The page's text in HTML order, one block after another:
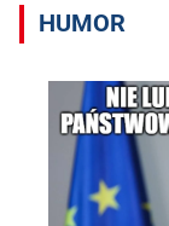
HUMOR